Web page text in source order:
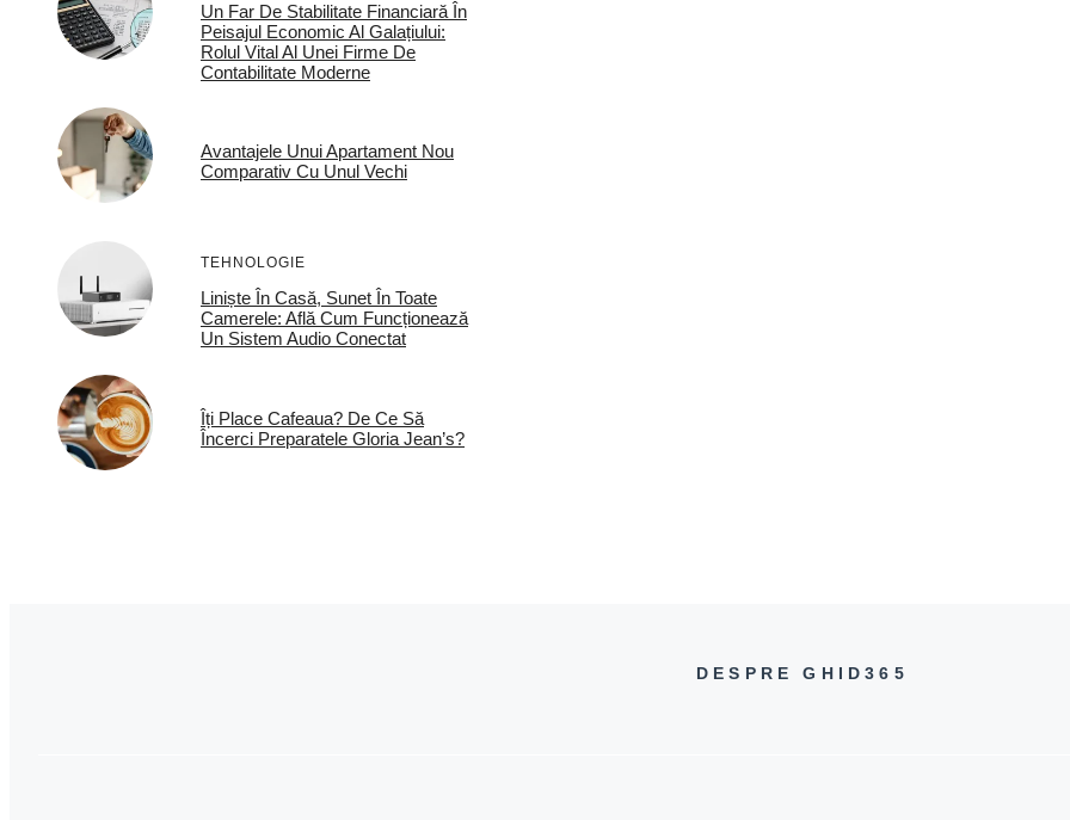
Un Far De Stabilitate Financiară În
Peisajul Economic Al Galațiului:
Rolul Vital Al Unei Firme De
Contabilitate Moderne
Avantajele Unui Apartament Nou
Comparativ Cu Unul Vechi
TEHNOLOGIE
Liniște În Casă, Sunet În Toate
Camerele: Află Cum Funcționează
Un Sistem Audio Conectat
Îți Place Cafeaua? De Ce Să
Încerci Preparatele Gloria Jean’s?
DESPRE GHID365